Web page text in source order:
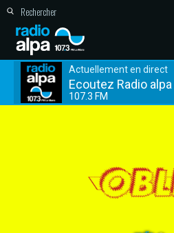
Actuellement en direct
Ecoutez Radio alpa
107.3 FM